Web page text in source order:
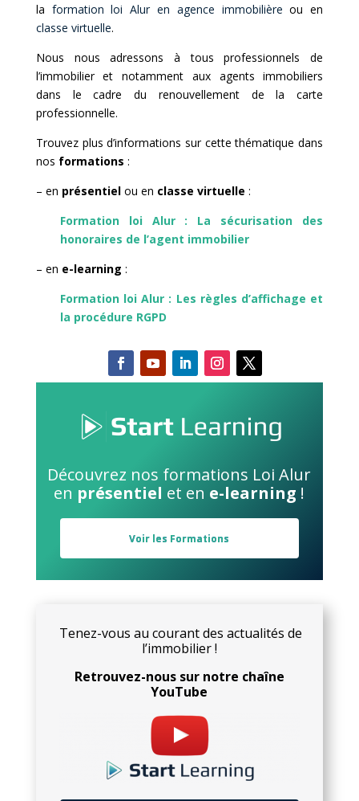
la formation loi Alur en agence immobilière ou en
classe virtuelle.
Nous nous adressons à tous professionnels de
l’immobilier et notamment aux agents immobiliers
dans le cadre du renouvellement de la carte
professionnelle.
Trouvez plus d’informations sur cette thématique dans
nos formations :
– en présentiel ou en classe virtuelle :
Formation loi Alur : La sécurisation des
honoraires de l’agent immobilier
– en e-learning :
Formation loi Alur : Les règles d’affichage et
la procédure RGPD
Découvrez nos formations Loi Alur
en présentiel et en e-learning !
Voir les Formations
Tenez-vous au courant des actualités de
l’immobilier !
Retrouvez-nous sur notre chaîne
YouTube